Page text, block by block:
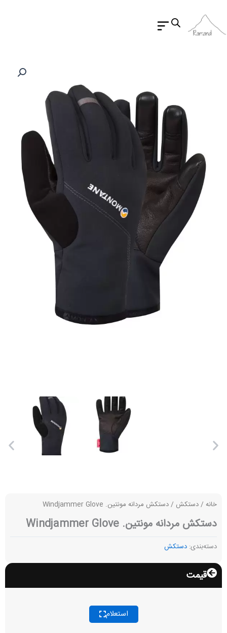
محتوا
خانه /دستکش / دستکش مردانه مونتین. Windjammer Glove
دستکش مردانه مونتین. Windjammer Glove
دسته‌بندی: دستکش
قیمت
استعلام